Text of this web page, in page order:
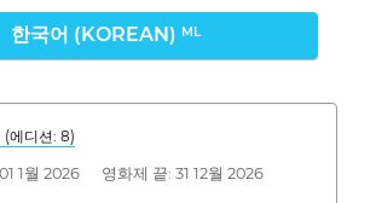
한국어 (KOREAN) ML
(에디션: 8)
1월 2026 영화제 끝: 31 12월 2026